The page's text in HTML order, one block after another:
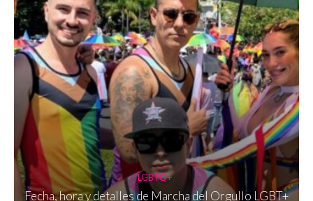
LGBTQ+
Fecha, hora y detalles de Marcha del Orgullo LGBT+